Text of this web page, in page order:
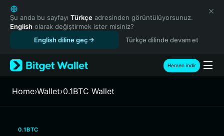
English
日本語
Tiếng Việt
Español (Latinoamérica)
Türkçe
Français
繁體中文
Şu anda bu sayfayı Türkçe adresinden görüntülüyorsunuz.
English olarak değiştirmek ister misiniz?
English diline geç
Türkçe dilinde devam et
Hemen indir
Home›Wallet›0.1BTC Wallet
0.1BTC